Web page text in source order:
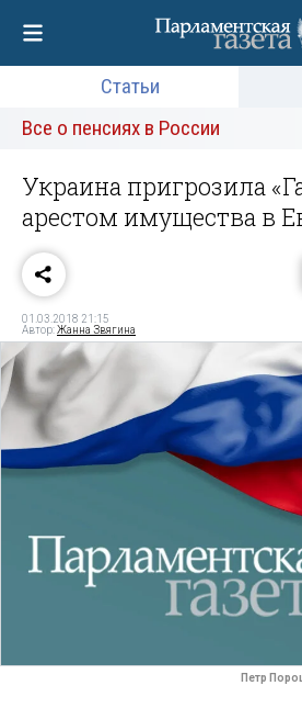
Статьи
Все о пенсиях в России
Украина пригрозила
арестом имущества в
01.03.2018 21:15
Автор:Жанна Звягина
Петр